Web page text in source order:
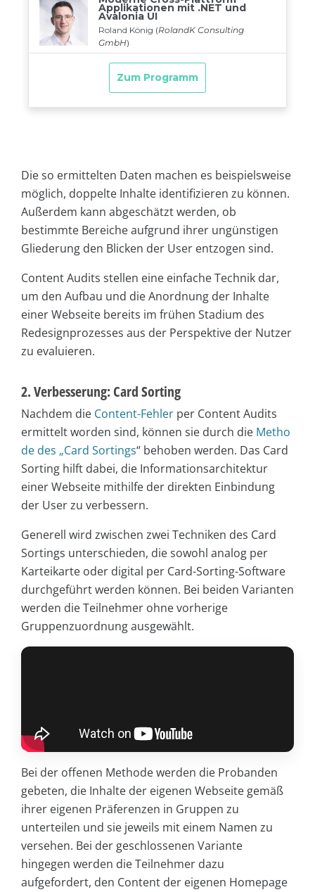
Die so ermittelten Daten machen es beispielsweise
möglich, doppelte Inhalte identifizieren zu können.
Außerdem kann abgeschätzt werden, ob
bestimmte Bereiche aufgrund ihrer ungünstigen
Gliederung den Blicken der User entzogen sind.
Content Audits stellen eine einfache Technik dar,
um den Aufbau und die Anordnung der Inhalte
einer Webseite bereits im frühen Stadium des
Redesignprozesses aus der Perspektive der Nutzer
zu evaluieren.
2. Verbesserung: Card Sorting
Nachdem die Content-Fehler per Content Audits
ermittelt worden sind, können sie durch die Metho
de des „Card Sortings“ behoben werden. Das Card
Sorting hilft dabei, die Informationsarchitektur
einer Webseite mithilfe der direkten Einbindung
der User zu verbessern.
Generell wird zwischen zwei Techniken des Card
Sortings unterschieden, die sowohl analog per
Karteikarte oder digital per Card-Sorting-Software
durchgeführt werden können. Bei beiden Varianten
werden die Teilnehmer ohne vorherige
Gruppenzuordnung ausgewählt.
Bei der offenen Methode werden die Probanden
gebeten, die Inhalte der eigenen Webseite gemäß
ihrer eigenen Präferenzen in Gruppen zu
unterteilen und sie jeweils mit einem Namen zu
versehen. Bei der geschlossenen Variante
hingegen werden die Teilnehmer dazu
aufgefordert, den Content der eigenen Homepage